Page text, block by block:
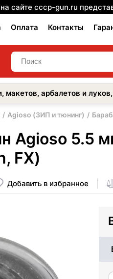
сайте cccp-gun.ru
Оплата Контакты
макетов, арбалетов и
Agioso (ЗИП и тюнинг)
Agioso 5.5
FX)
Добавить в избранное